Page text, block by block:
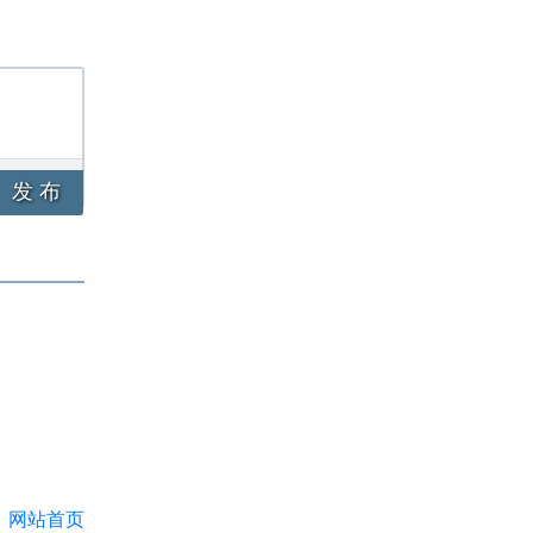
发 布
网站首页